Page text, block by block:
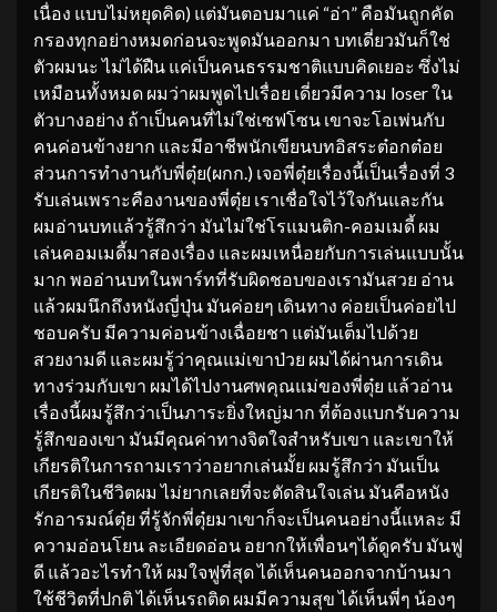
เนื่อง แบบไม่หยุดคิด) แต่มันตอบมาแค่ “อ่า” คือมันถูกคัด
กรองทุกอย่างหมดก่อนจะพูดมันออกมา บทเดี่ยวมันก็ใช่
ตัวผมนะ ไม่ได้ฝืน แค่เป็นคนธรรมชาติแบบคิดเยอะ ซึ่งไม่
เหมือนทั้งหมด ผมว่าผมพูดไปเรื่อย เดี่ยวมีความ loser ใน
ตัวบางอย่าง ถ้าเป็นคนที่ไม่ใช่เซฟโซน เขาจะโอเพ่นกับ
คนค่อนข้างยาก และมีอาชีพนักเขียนบทอิสระต๋อกต๋อย
ส่วนการทำงานกับพี่ตุ๋ย(ผกก.) เจอพี่ตุ๋ยเรื่องนี้เป็นเรื่องที่ 3
รับเล่นเพราะคืองานของพี่ตุ๋ย เราเชื่อใจไว้ใจกันและกัน
ผมอ่านบทแล้วรู้สึกว่า มันไม่ใช่โรแมนติก-คอมเมดี้ ผม
เล่นคอมเมดี้มาสองเรื่อง และผมเหนื่อยกับการเล่นแบบนั้น
มาก พออ่านบทในพาร์ทที่รับผิดชอบของเรามันสวย อ่าน
แล้วผมนึกถึงหนังญี่ปุ่น มันค่อยๆ เดินทาง ค่อยเป็นค่อยไป
ชอบครับ มีความค่อนข้างเฉื่อยชา แต่มันเต็มไปด้วย
สวยงามดี และผมรู้ว่าคุณแม่เขาป่วย ผมได้ผ่านการเดิน
ทางร่วมกับเขา ผมได้ไปงานศพคุณแม่ของพี่ตุ๋ย แล้วอ่าน
เรื่องนี้ผมรู้สึกว่าเป็นภาระยิ่งใหญ่มาก ที่ต้องแบกรับความ
รู้สึกของเขา มันมีคุณค่าทางจิตใจสำหรับเขา และเขาให้
เกียรติในการถามเราว่าอยากเล่นมั้ย ผมรู้สึกว่า มันเป็น
เกียรติในชีวิตผม ไม่ยากเลยที่จะตัดสินใจเล่น มันคือหนัง
รักอารมณ์ตุ๋ย ที่รู้จักพี่ตุ๋ยมาเขาก็จะเป็นคนอย่างนี้แหละ มี
ความอ่อนโยน ละเอียดอ่อน อยากให้เพื่อนๆได้ดูครับ มันฟู
ดี แล้วอะไรทำให้ ผมใจฟูที่สุด ได้เห็นคนออกจากบ้านมา
ใช้ชีวิตที่ปกติ ได้เห็นรถติด ผมมีความสุข ได้เห็นพี่ๆ น้องๆ